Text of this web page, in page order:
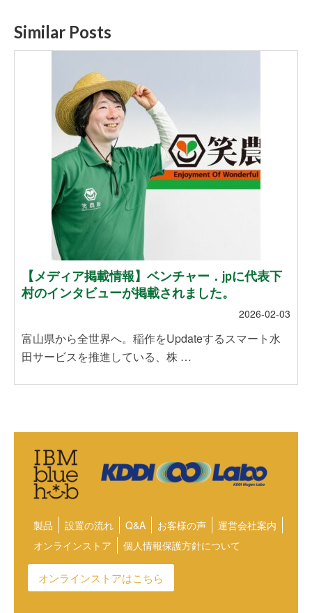
Similar Posts
【メディア掲載情報】ベンチャー．jpに代表下
村のインタビューが掲載されました。
2026-02-03
富山県から全世界へ。稲作をUpdateするスマート水
田サービスを推進している、株 …
製品 設置の流れ Q&A お客様の声
運営会社案内
オンラインストア
個人情報保護方針について
オンラインストアはこちら